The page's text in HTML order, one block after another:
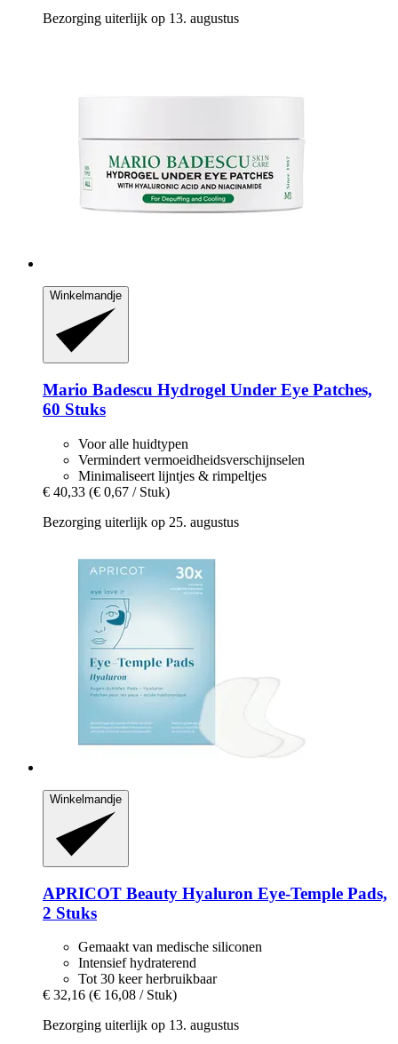
Bezorging uiterlijk op 13. augustus
Winkelmandje
Mario Badescu Hydrogel Under Eye Patches,
60 Stuks
Voor alle huidtypen
Vermindert vermoeidheidsverschijnselen
Minimaliseert lijntjes & rimpeltjes
€ 40,33 (€ 0,67 / Stuk)
Bezorging uiterlijk op 25. augustus
Winkelmandje
APRICOT Beauty Hyaluron Eye-​Temple Pads,
2 Stuks
Gemaakt van medische siliconen
Intensief hydraterend
Tot 30 keer herbruikbaar
€ 32,16 (€ 16,08 / Stuk)
Bezorging uiterlijk op 13. augustus